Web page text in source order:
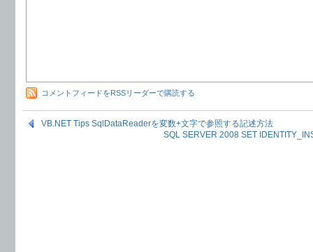
コメントフィードをRSSリーダーで購読する
VB.NET Tips SqlDataReaderを変数+文字で参照する記述方法
SQL SERVER 2008 SET